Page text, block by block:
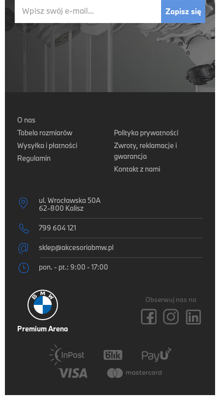
Wpisz swój e-mail... Zapisz się
O nas
Tabela rozmiarów
Wysyłka i płatności
Regulamin
Polityka prywatności
Zwroty, reklamacje i
gwarancja
Kontakt z nami

ul. Wrocławska 50A
62-800 Kalisz
 799 604 121
 sklep@akcesoriabmw.pl
 pon. - pt.: 9:00 - 17:00
Premium Arena
Obserwuj nas na